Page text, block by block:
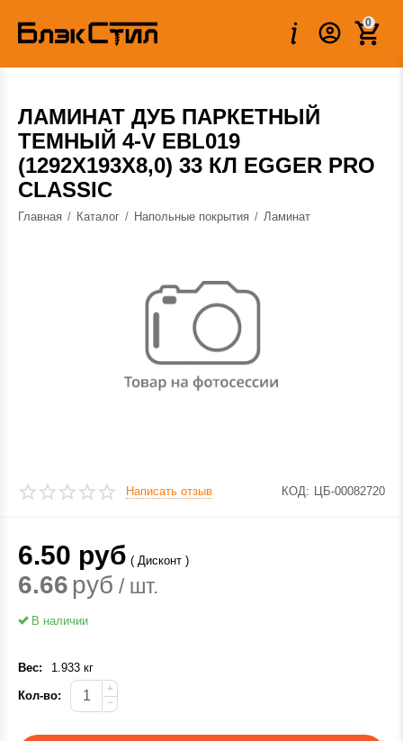
0
ЛАМИНАТ ДУБ ПАРКЕТНЫЙ
ТЕМНЫЙ 4-V EBL019
(1292Х193Х8,0) 33 КЛ EGGER PRO
CLASSIC
Главная / Каталог / Напольные покрытия / Ламинат
Написать отзыв КОД: ЦБ-00082720
6.50 руб ( Дисконт )
6.66 руб / шт.
В наличии
Вес: 1.933 кг
Кол-во:
+
−